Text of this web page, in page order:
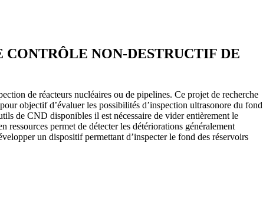
NON-DESTRUCTIF DE
de réacteurs nucléaires ou de pipelines. Ce projet de recherche
objectif d’évaluer les possibilités d’inspection ultrasonore du fond
de CND disponibles il est nécessaire de vider entièrement le
permet de détecter les détériorations généralement
un dispositif permettant d’inspecter le fond des réservoirs